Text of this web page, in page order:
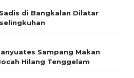
di Bangkalan Dilatar
Sampang Makan
Hilang Tenggelam